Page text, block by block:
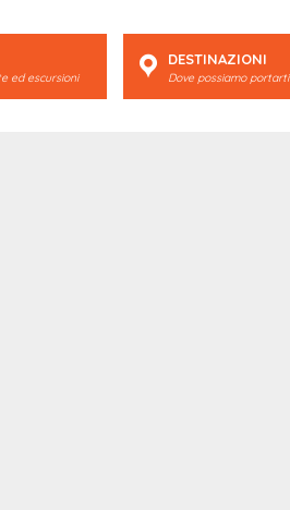
ed escursioni
DESTINAZIONI
Dove possiamo portarti